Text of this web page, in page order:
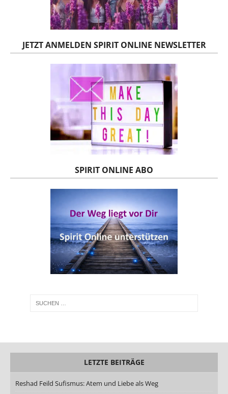
JETZT ANMELDEN SPIRIT ONLINE NEWSLETTER
SPIRIT ONLINE ABO
LETZTE BEITRÄGE
Reshad Feild Sufismus: Atem und Liebe als Weg